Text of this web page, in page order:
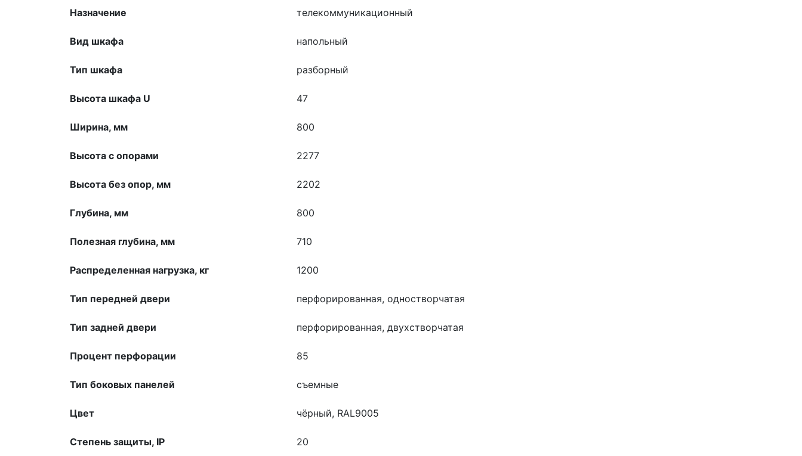
Назначение телекоммуникационный
Вид шкафа напольный
Тип шкафа разборный
Высота шкафа U 47
Ширина, мм 800
Высота с опорами 2277
Высота без опор, мм 2202
Глубина, мм 800
Полезная глубина, мм 710
Распределенная нагрузка, кг 1200
Тип передней двери перфорированная, одностворчатая
Тип задней двери перфорированная, двухстворчатая
Процент перфорации 85
Тип боковых панелей съемные
Цвет чёрный, RAL9005
Степень защиты, IP 20